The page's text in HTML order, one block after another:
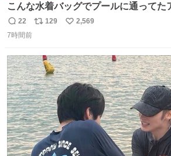
こんな水着バッグでプールに通ってた
世代（笑） #70年代 #80年代 #昭和
返
信
22
リ
ト
数
129
い
数
2,569
7時間前